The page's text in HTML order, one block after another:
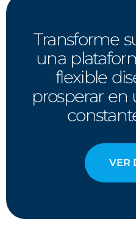
Transforme
una
flexible
prosperar
VER